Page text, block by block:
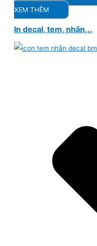
XEM THÊM
In decal, tem, nhãn,..